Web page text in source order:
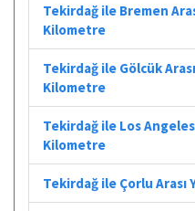
Tekirdağ ile Bremen
Kilometre
Tekirdağ ile Gölcük
Kilometre
Tekirdağ ile Los
Kilometre
Tekirdağ ile Çorlu